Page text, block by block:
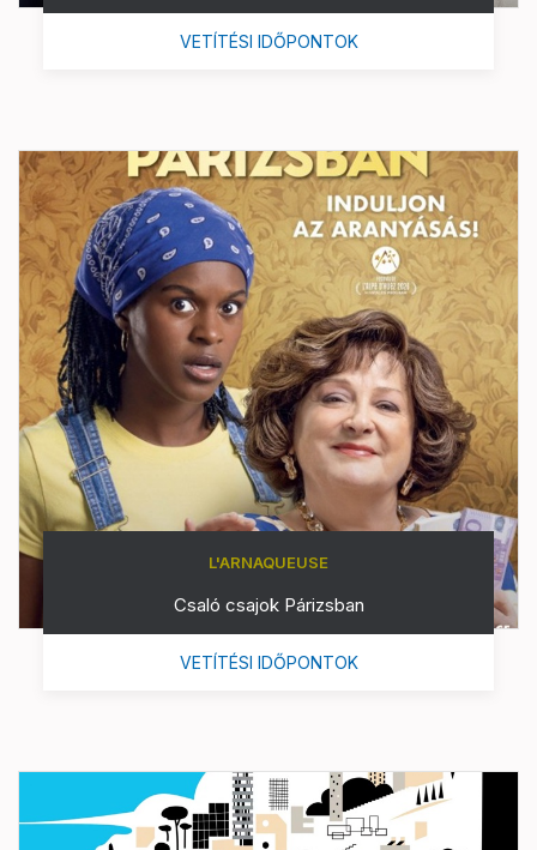
VETÍTÉSI IDŐPONTOK
L'ARNAQUEUSE
Csaló csajok Párizsban
VETÍTÉSI IDŐPONTOK